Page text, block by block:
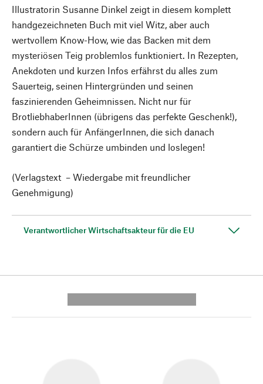
Illustratorin Susanne Dinkel zeigt in diesem komplett
handgezeichneten Buch mit viel Witz, aber auch
wertvollem Know-How, wie das Backen mit dem
mysteriösen Teig problemlos funktioniert. In Rezepten,
Anekdoten und kurzen Infos erfährst du alles zum
Sauerteig, seinen Hintergründen und seinen
faszinierenden Geheimnissen. Nicht nur für
BrotliebhaberInnen (übrigens das perfekte Geschenk!),
sondern auch für AnfängerInnen, die sich danach
garantiert die Schürze umbinden und loslegen!
(Verlagstext – Wiedergabe mit freundlicher
Genehmigung)
Verantwortlicher Wirtschaftsakteur für die EU